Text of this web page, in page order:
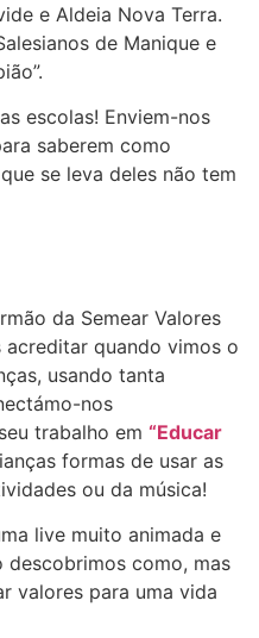
e Aldeia Nova Terra.
de Manique e
escolas! Enviem-nos
saberem como
se leva deles não tem
da Semear Valores
quando vimos o
usando tanta
nos
trabalho em “Educar
formas de usar as
ou da música!
live muito animada e
descobrimos como, mas
valores para uma vida